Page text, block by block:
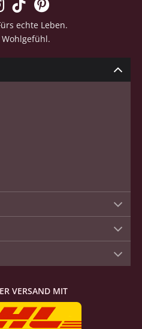
echte Leben.
VERSAND MIT